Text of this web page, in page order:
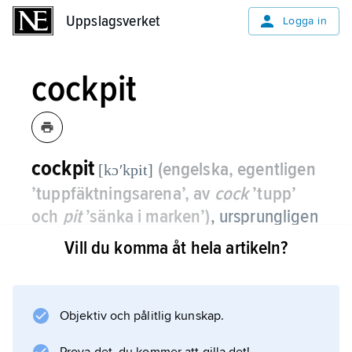
Uppslagsverket Logga in
cockpit
cockpit [kɔʹkpit] (engelska, egentligen
’tuppfäktningsarena’, av cock’tupp’
och pit’sänka i marken’), ursprungligen
tuppfäktningsarena, senare även
förarplatsen i ett flygplan.
Öppen cockpit kallas ofta
Vill du komma åt hela artikeln?
Objektiv och pålitlig kunskap.